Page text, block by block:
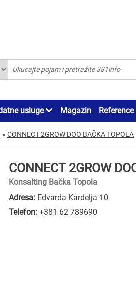
usluge Magazin Reference
» CONNECT 2GROW DOO BAČKA TOPOLA
CONNECT 2GROW
Konsalting Bačka Topola
Adresa: Edvarda Kardelja 10
Telefon: +381 62 789690